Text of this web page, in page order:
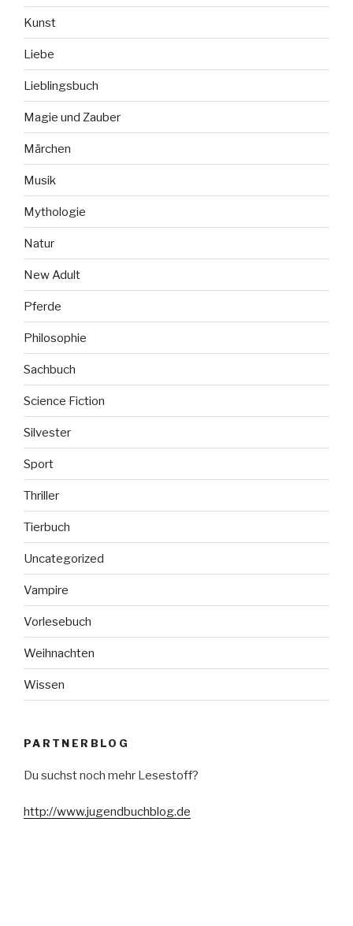
Kunst
Liebe
Lieblingsbuch
Magie und Zauber
Märchen
Musik
Mythologie
Natur
New Adult
Pferde
Philosophie
Sachbuch
Science Fiction
Silvester
Sport
Thriller
Tierbuch
Uncategorized
Vampire
Vorlesebuch
Weihnachten
Wissen
PARTNERBLOG
Du suchst noch mehr Lesestoff?
http://www.jugendbuchblog.de